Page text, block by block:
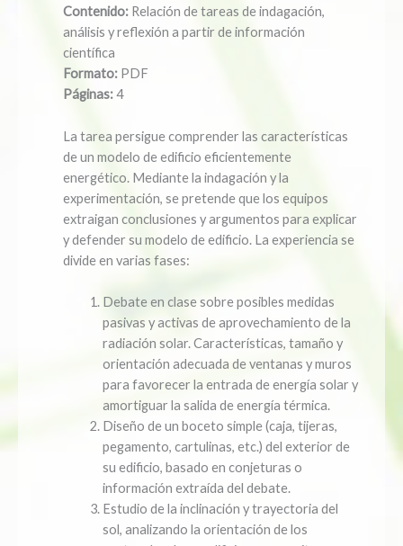
Contenido: Relación de tareas de indagación,
análisis y reflexión a partir de información
científica
Formato: PDF
Páginas:4
La tarea persigue comprender las características
de un modelo de edificio eficientemente
energético. Mediante la indagación y la
experimentación, se pretende que los equipos
extraigan conclusiones y argumentos para explicar
y defender su modelo de edificio. La experiencia se
divide en varias fases:
Debate en clase sobre posibles medidas
pasivas y activas de aprovechamiento de la
radiación solar. Características, tamaño y
orientación adecuada de ventanas y muros
para favorecer la entrada de energía solar y
amortiguar la salida de energía térmica.
Diseño de un boceto simple (caja, tijeras,
pegamento, cartulinas, etc.) del exterior de
su edificio, basado en conjeturas o
información extraída del debate.
Estudio de la inclinación y trayectoria del
sol, analizando la orientación de los